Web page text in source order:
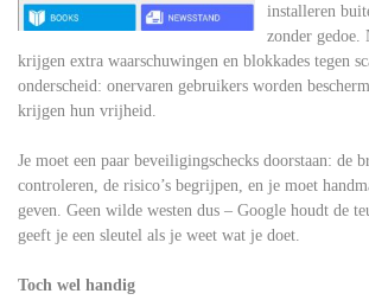
installeren
zonder gedoe.
krijgen extra waarschuwingen en blokkades tegen
onderscheid: onervaren gebruikers worden
krijgen hun vrijheid.
Je moet een paar beveiligingschecks doorstaan: de
controleren, de risico’s begrijpen, en je moet
geven. Geen wilde westen dus – Google houdt de
geeft je een sleutel als je weet wat je doet.
Toch wel handig